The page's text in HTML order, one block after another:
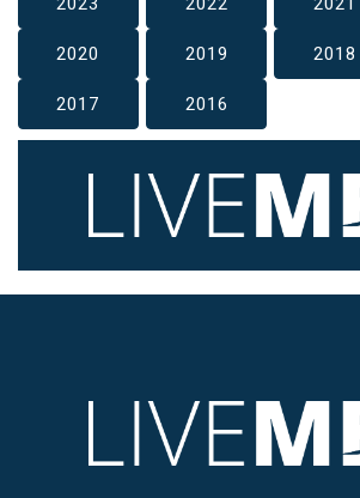
2020 2019 2018
2017 2016